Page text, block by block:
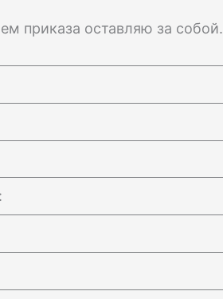
приказа оставляю за собой.